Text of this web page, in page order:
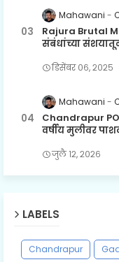
Mahawani
Rajura Brutal
संबंधांच्या
डिसेंबर ०६, २०२५
Mahawani
Chandrapur
वर्षीय मुलीवर
जुलै १२, २०२६
LABELS
Chandrapur